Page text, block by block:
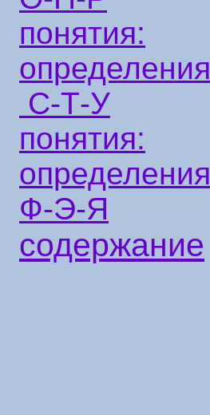
понятия:
определения
С-Т-У
понятия:
определения
Ф-Э-Я
содержание